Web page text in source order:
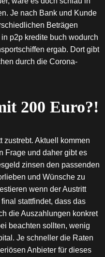
Je nach Bank und Kunde
Beträgen
p2p kredite buch wodurch
ergab. Dort gibt
durch die Corona-
200 Euro?!
zustrebt. Aktuell kommen
Frage und daher gibt es
zinsen den passenden
und Wünsche zu
wenn der Austritt
stattfindet, dass das
die Auszahlungen konkret
beachten sollten, wenig
Je schneller die Raten
Anbieter für dieses